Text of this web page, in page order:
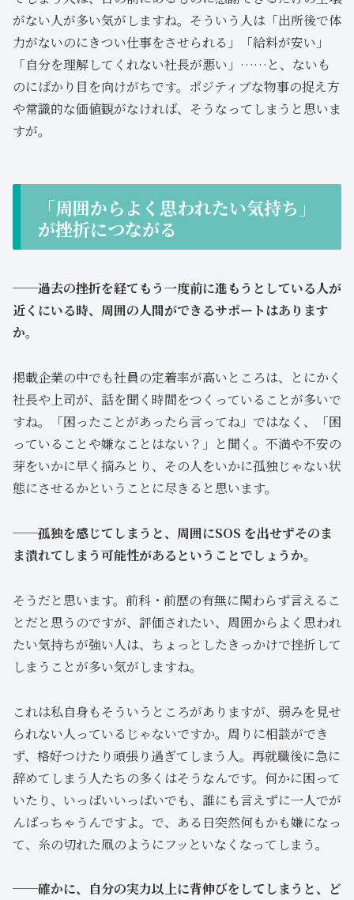
がない人が多い気がしますね。そういう人は「出所後で体
力がないのにきつい仕事をさせられる」「給料が安い」
「自分を理解してくれない社長が悪い」……と、ないも
のにばかり目を向けがちです。ポジティブな物事の捉え方
や常識的な価値観がなければ、そうなってしまうと思いま
すが。
「周囲からよく思われたい気持ち」
が挫折につながる
──過去の挫折を経てもう一度前に進もうとしている人が
近くにいる時、周囲の人間ができるサポートはあります
か。
掲載企業の中でも社員の定着率が高いところは、とにかく
社長や上司が、話を聞く時間をつくっていることが多いで
すね。「困ったことがあったら言ってね」ではなく、「困
っていることや嫌なことはない？」と聞く。不満や不安の
芽をいかに早く摘みとり、その人をいかに孤独じゃない状
態にさせるかということに尽きると思います。
──孤独を感じてしまうと、周囲にSOS を出せずそのま
ま潰れてしまう可能性があるということでしょうか。
そうだと思います。前科・前歴の有無に関わらず言えるこ
とだと思うのですが、評価されたい、周囲からよく思われ
たい気持ちが強い人は、ちょっとしたきっかけで挫折して
しまうことが多い気がしますね。
これは私自身もそういうところがありますが、弱みを見せ
られない人っているじゃないですか。周りに相談ができ
ず、格好つけたり頑張り過ぎてしまう人。再就職後に急に
辞めてしまう人たちの多くはそうなんです。何かに困って
いたり、いっぱいいっぱいでも、誰にも言えずに一人でが
んばっちゃうんですよ。で、ある日突然何もかも嫌になっ
て、糸の切れた凧のようにフッといなくなってしまう。
──確かに、自分の実力以上に背伸びをしてしまうと、ど